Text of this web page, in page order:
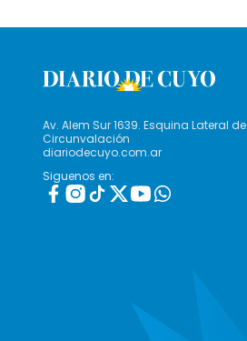
Av. Alem Sur 1639. Esquina Lateral de
Circunvalación
diariodecuyo.com.ar
Siguenos en: